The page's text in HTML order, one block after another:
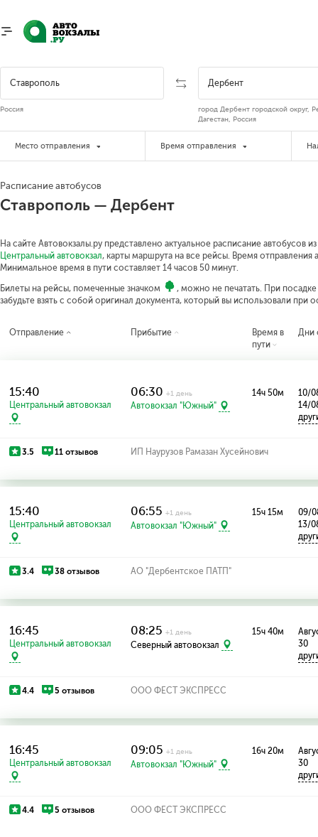
Россия
город Дербент городской округ,
Дагестан, Россия
Место отправления Время отправления
Расписание автобусов
Ставрополь — Дербент
На сайте Автовокзалы.ру представлено актуальное расписание автобусов
Центральный автовокзал, карты маршрута на все рейсы. Время отправления
Минимальное время в пути составляет 14 часов 50 минут.
Билеты на рейсы, помеченные значком
, можно не печатать. При
забудьте взять с собой оригинал документа, который вы использовали при
Отправление Прибытие
Время в
пути
Дни
15:40
Центральный автовокзал
06:30+1 день
Автовокзал "Южный"
14ч 50м
10/
14/
3.5 11 отзывов ИП Наурузов Рамазан Хусейнович
15:40
Центральный автовокзал
06:55+1 день
Автовокзал "Южный"
15ч 15м
09/
13/
3.4 38 отзывов АО "Дербентское ПАТП"
16:45
Центральный автовокзал
08:25+1 день
Северный автовокзал
15ч 40м
30
4.4 5 отзывов ООО ФЕСТ ЭКСПРЕСС
16:45
Центральный автовокзал
09:05+1 день
Автовокзал "Южный"
16ч 20м
30
4.4 5 отзывов ООО ФЕСТ ЭКСПРЕСС